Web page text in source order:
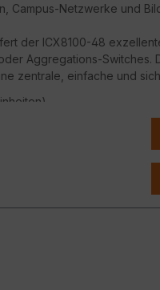
Campus-Netzwerke und
der ICX8100-48
Aggregations-Switches.
zentrale, einfache und
VLAN-
energieeffiziente Design
stabile, leise Performance.
für Organisationen,